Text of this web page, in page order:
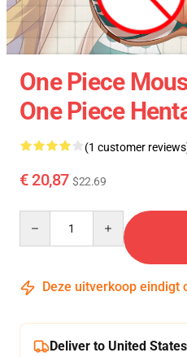
One Piece
One Piece
(1 customer
€ 20,87 $22.69
Deze uitverkoop eindigt
Deliver to United States